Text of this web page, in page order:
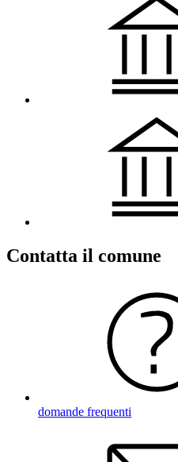
Contatta il comune
domande frequenti